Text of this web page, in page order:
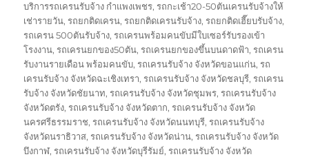
บริการรถเครนรับจ้าง กำแพงเพชร,รถกะเช้า20-50ตันเครนรับจ้างให้
เช่ารายวัน,รถยกติดเครน,รถยกติดเครนรับจ้าง,รถยกติดเฮี๊ยบรับจ้าง,
รถเครน 500ตันรับจ้าง,รถเครนพร้อมคนขับมีใบเซอร์รับรองเข้า
โรงงาน,รถเครนยกของ50ตัน,รถเครนยกของขึ้นบนดาดฟ้า,รถเครน
รับงานรายเดือน พร้อมคนขับ,รถเครนรับจ้าง จังหวัดขอนแก่น,รถ
เครนรับจ้าง จังหวัดฉะเชิงเทรา,รถเครนรับจ้าง จังหวัดชลบุรี,รถเครน
รับจ้าง จังหวัดชัยนาท,รถเครนรับจ้าง จังหวัดชุมพร,รถเครนรับจ้าง
จังหวัดตรัง,รถเครนรับจ้าง จังหวัดตาก,รถเครนรับจ้าง จังหวัด
นครศรีธรรมราช,รถเครนรับจ้าง จังหวัดนนทบุรี,รถเครนรับจ้าง
จังหวัดนราธิวาส,รถเครนรับจ้าง จังหวัดน่าน,รถเครนรับจ้าง จังหวัด
บึงกาฬ,รถเครนรับจ้าง จังหวัดบุรีรัมย์,รถเครนรับจ้าง จังหวัด